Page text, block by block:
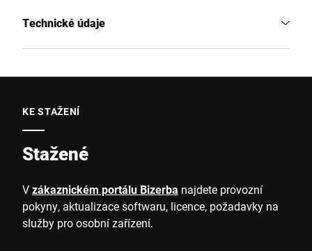
Technické údaje
KE STAŽENÍ
Stažené
Vzákaznickém portálu Bizerba najdete provozní
pokyny, aktualizace softwaru, licence, požadavky na
služby pro osobní zařízení.